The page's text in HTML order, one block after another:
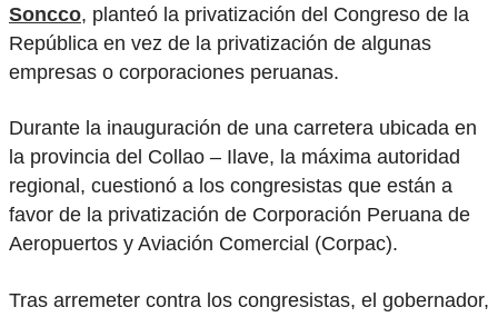
Soncco, planteó la privatización del Congreso de la
República en vez de la privatización de algunas
empresas o corporaciones peruanas.
Durante la inauguración de una carretera ubicada en
la provincia del Collao – Ilave, la máxima autoridad
regional, cuestionó a los congresistas que están a
favor de la privatización de Corporación Peruana de
Aeropuertos y Aviación Comercial (Corpac).
Tras arremeter contra los congresistas, el gobernador,